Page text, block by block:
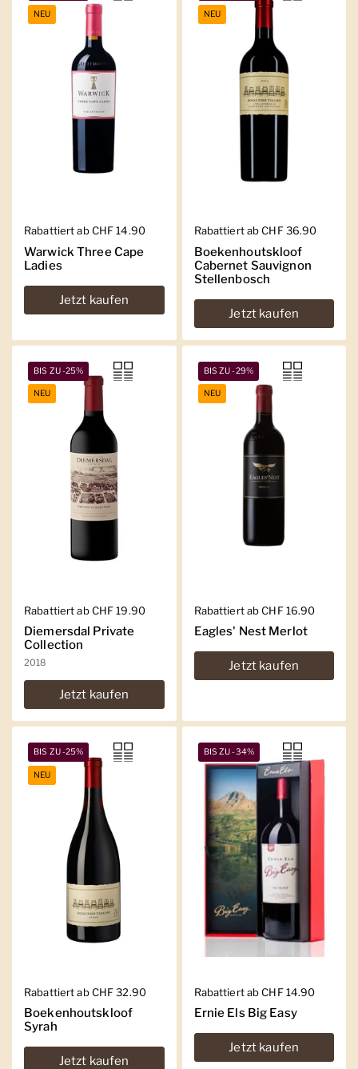
Regulärer Preis
Rabattiert ab CHF 14.90
Warwick Three Cape
Ladies
Jetzt kaufen
NEU
Regulärer Preis
Rabattiert ab CHF 36.90
Boekenhoutskloof
Cabernet Sauvignon
Stellenbosch
Jetzt kaufen
NEU
Regulärer Preis
Rabattiert ab CHF 19.90
Diemersdal Private
Collection
2018
Jetzt kaufen
BIS ZU -25%
NEU
Regulärer Preis
Rabattiert ab CHF 16.90
Eagles' Nest Merlot
Jetzt kaufen
BIS ZU -29%
NEU
Regulärer Preis
Rabattiert ab CHF 32.90
Boekenhoutskloof
Syrah
Jetzt kaufen
BIS ZU -25%
NEU
Regulärer Preis
Rabattiert ab CHF 14.90
Ernie Els Big Easy
Jetzt kaufen
BIS ZU -34%